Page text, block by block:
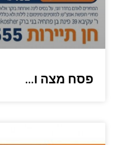
פסח מצה ו…